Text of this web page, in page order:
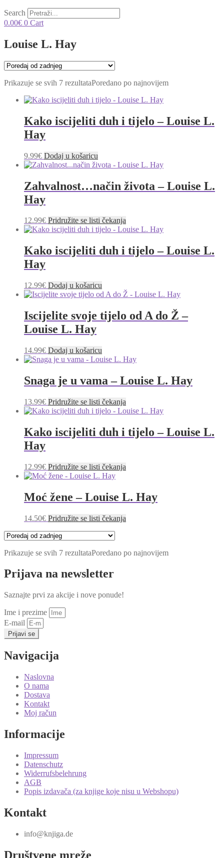
Search
0.00€ 0 Cart
Louise L. Hay
Prikazuje se svih 7 rezultataPoredano po najnovijem
Kako iscijeliti duh i tijelo – Louise L.
Hay
9.99€ Dodaj u košaricu
Zahvalnost…način života – Louise L.
Hay
12.99€ Pridružite se listi čekanja
Kako iscijeliti duh i tijelo – Louise L.
Hay
12.99€ Dodaj u košaricu
Iscijelite svoje tijelo od A do Ž –
Louise L. Hay
14.99€ Dodaj u košaricu
Snaga je u vama – Louise L. Hay
13.99€ Pridružite se listi čekanja
Kako iscijeliti duh i tijelo – Louise L.
Hay
12.99€ Pridružite se listi čekanja
Moć žene – Louise L. Hay
14.50€ Pridružite se listi čekanja
Prikazuje se svih 7 rezultataPoredano po najnovijem
Prijava na newsletter
Saznajte prvi za akcije i nove ponude!
Ime i prezime
E-mail
Prijavi se
Navigacija
Naslovna
O nama
Dostava
Kontakt
Moj račun
Informacije
Impressum
Datenschutz
Widerrufsbelehrung
AGB
Popis izdavača (za knjige koje nisu u Webshopu)
Kontakt
info@knjiga.de
Društvene mreže